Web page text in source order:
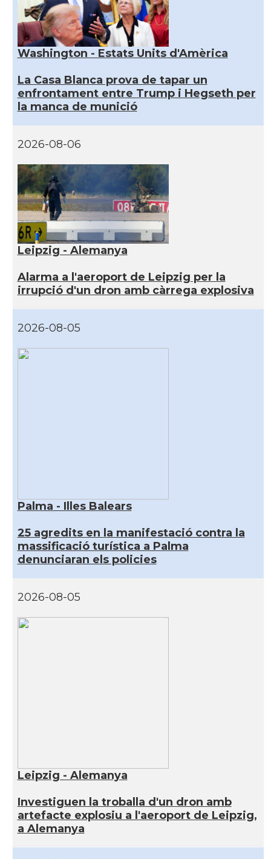
Washington - Estats Units d'Amèrica
La Casa Blanca prova de tapar un
enfrontament entre Trump i Hegseth per
la manca de munició
2026-08-06
Leipzig - Alemanya
Alarma a l'aeroport de Leipzig per la
irrupció d'un dron amb càrrega explosiva
2026-08-05
Palma - Illes Balears
25 agredits en la manifestació contra la
massificació turística a Palma
denunciaran els policies
2026-08-05
Leipzig - Alemanya
Investiguen la troballa d'un dron amb
artefacte explosiu a l'aeroport de Leipzig,
a Alemanya